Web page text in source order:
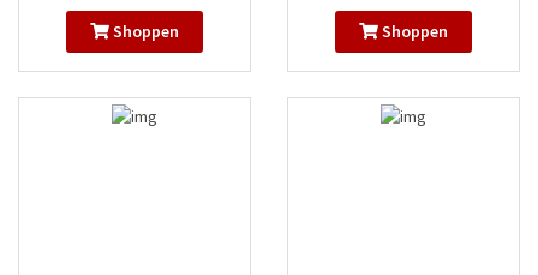
Shoppen Shoppen